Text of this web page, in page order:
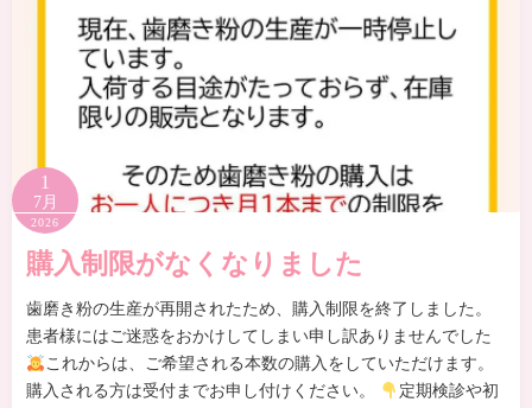
1
7月
2026
購入制限がなくなりました
歯磨き粉の生産が再開されたため、購入制限を終了しました。
患者様にはご迷惑をおかけしてしまい申し訳ありませんでした
これからは、ご希望される本数の購入をしていただけます。
購入される方は受付までお申し付けください。
定期検診や初